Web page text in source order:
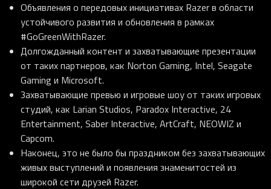
Объявления о передовых инициативах Razer в области
устойчивого развития и обновления в рамках
#GoGreenWithRazer.
Долгожданный контент и захватывающие презентации
от таких партнеров, как Norton Gaming, Intel, Seagate
Gaming и Microsoft.
Захватывающие превью и игровые шоу от таких игровых
студий, как Larian Studios, Paradox Interactive, 24
Entertainment, Saber Interactive, ArtCraft, NEOWIZ и
Capcom.
Наконец, это не было бы праздником без захватывающих
живых выступлений и появления знаменитостей из
широкой сети друзей Razer.